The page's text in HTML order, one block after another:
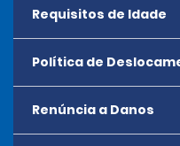
Reservas após o
Requisitos de Idade
A idade mínima para
anos. Não há idade
Política de
Renúncia a Danos